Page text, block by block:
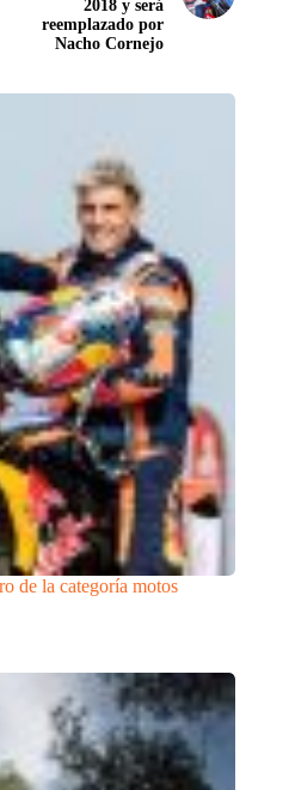
2018 y será
reemplazado por
Nacho Cornejo
de la categoría motos